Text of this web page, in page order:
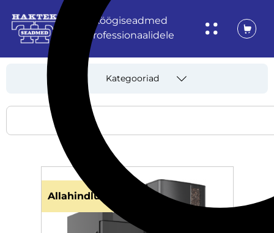
Köögiseadmed
professionaalidele
Kategooriad
Allahindlus!